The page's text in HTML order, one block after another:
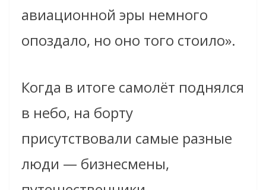
авиационной эры немного
опоздало, но оно того стоило».
Когда в итоге самолёт поднялся
в небо, на борту
присутствовали самые разные
люди — бизнесмены,